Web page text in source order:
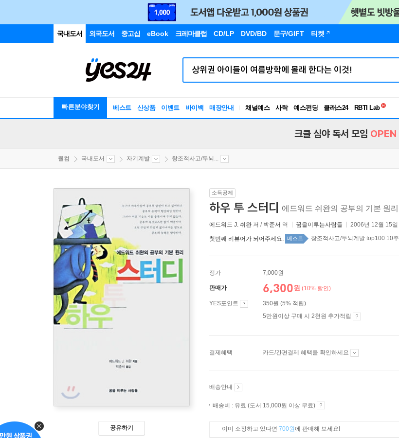
국내도서 외국도서 중고샵 eBook 크레마클럽 CD/LP DVD/BD 문구/GIFT 티켓
빠른분야찾기 베스트 신상품 이벤트 바이백 매장안내 채널예스 사락 예스펀딩 클래스24
독서유형검사
크클 심야 독서 모임 OPEN
웰컴 국내도서 자기계발 창조적사고/두뇌...
공유하기
소득공제
하우 투 스터디 에드워드 쉬완의 공부의 기본 원리
에드워드 J. 쉬완 저 / 박준서 역 꿈을이루는사람들 2006년 12월 15일
첫번째 리뷰어가 되어주세요. 베스트 창조적사고/두뇌계발 top100 10주
정가 7,000원
판매가 6,300원 (10% 할인)
YES포인트
350원 (5% 적립)
5만원이상 구매 시 2천원 추가적립
결제혜택 카드/간편결제 혜택을 확인하세요
배송안내
배송비 : 유료 (도서 15,000원 이상 무료)
이미 소장하고 있다면 700원에 판매해 보세요!